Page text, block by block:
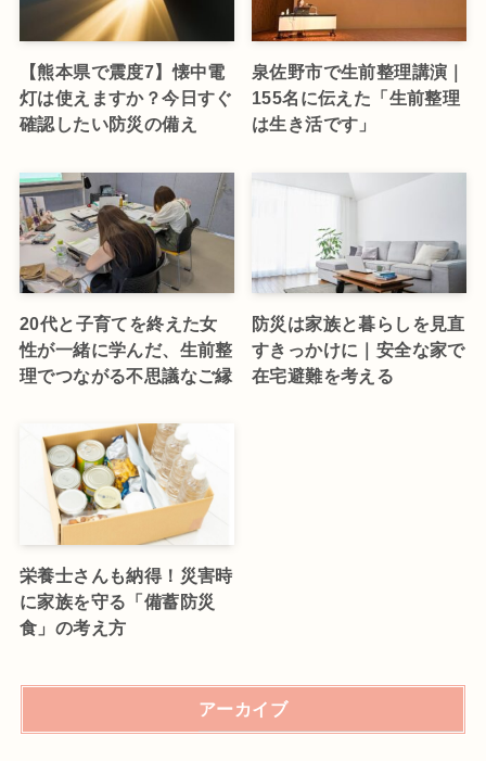
【熊本県で震度7】懐中電
灯は使えますか？今日すぐ
確認したい防災の備え
泉佐野市で生前整理講演｜
155名に伝えた「生前整理
は生き活です」
20代と子育てを終えた女
性が一緒に学んだ、生前整
理でつながる不思議なご縁
防災は家族と暮らしを見直
すきっかけに｜安全な家で
在宅避難を考える
栄養士さんも納得！災害時
に家族を守る「備蓄防災
食」の考え方
アーカイブ